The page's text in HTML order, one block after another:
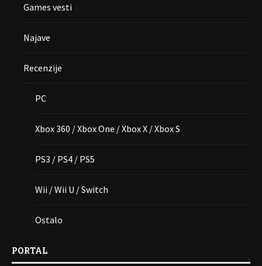
Games vesti
Najave
Recenzije
PC
Xbox 360 / Xbox One / Xbox X / Xbox S
PS3 / PS4 / PS5
Wii / Wii U / Switch
Ostalo
PORTAL